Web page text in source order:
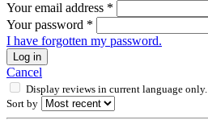
Your email address *
Your password *
I have forgotten my password.
Log in
Cancel
Display reviews in current language only.
Sort by